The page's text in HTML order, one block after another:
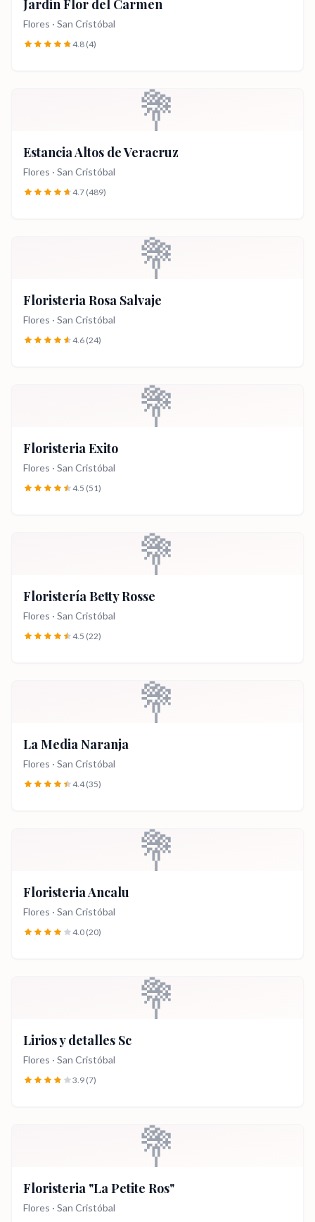
Jardin Flor del Carmen
Flores · San Cristóbal
4.8 (4)
💐
Estancia Altos de Veracruz
Flores · San Cristóbal
4.7 (489)
💐
Floristeria Rosa Salvaje
Flores · San Cristóbal
4.6 (24)
💐
Floristeria Exito
Flores · San Cristóbal
4.5 (51)
💐
Floristería Betty Rosse
Flores · San Cristóbal
4.5 (22)
💐
La Media Naranja
Flores · San Cristóbal
4.4(35)
💐
Floristeria Ancalu
Flores · San Cristóbal
4.0 (20)
💐
Lirios y detalles Sc
Flores · San Cristóbal
3.9 (7)
💐
Floristeria "La Petite Ros"
Flores · San Cristóbal